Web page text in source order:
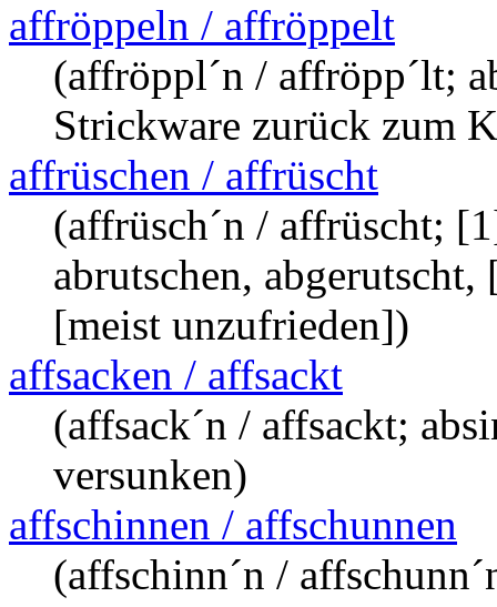
affröppeln / affröppelt
(affröppl´n / affröpp´lt;
Strickware zurück zum
affrüschen / affrüscht
(affrüsch´n / affrüscht;
abrutschen,
[meist unzufrieden])
affsacken / affsackt
(affsack´n / affsackt;
versunken)
affschinnen / affschunnen
(affschinn´n /